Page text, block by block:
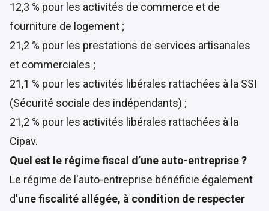
12,3 % pour les activités de commerce et de
fourniture de logement ;
21,2 % pour les prestations de services artisanales
et commerciales ;
21,1 % pour les activités libérales rattachées à la SSI
(Sécurité sociale des indépendants) ;
21,2 % pour les activités libérales rattachées à la
Cipav.
Quel est le régime fiscal d’une auto-entreprise ?
Le régime de l'auto-entreprise bénéficie également
d'une fiscalité allégée, à condition de respecter